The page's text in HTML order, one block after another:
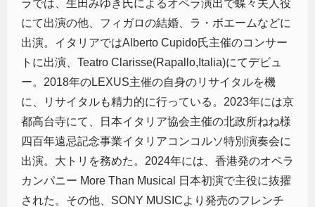
ラでは、生田みゆき氏によるオペラ演出で蝶々夫人役
にて出演の他、フィガロの結婚、ラ・ボエームなどに
出演。イタリアではAlberto Cupido氏主催のコンサー
トに出演、Teatro Clarisse(Rapallo,Italia)にてデビュ
ー。2018年のLEXUS主催の自身のリサイタルを機
に、リサイタルも精力的に行っている。2023年には京
都高台寺にて、日本イタリア協会主催の北政所ねね様
四百年遠忌記念事業イタリアコンコルソ特別演奏会に
出演。大トリを務めた。2024年には、香港発のオペラ
カンパニー More Than Musical 日本初演で主役に抜擢
された。その他、SONY MUSICより発売のフレンチ